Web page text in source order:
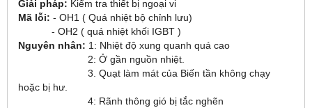
Giải pháp: Kiểm tra thiết bị ngoại vi
Mã lỗi: - OH1 ( Quá nhiệt bộ chỉnh lưu)
- OH2 ( quá nhiệt khối IGBT )
Nguyên nhân: 1: Nhiệt độ xung quanh quá cao
2: Ở gần nguồn nhiệt.
3. Quạt làm mát của Biến tần không chạy
hoặc bị hư.
4: Rãnh thông gió bị tắc nghẽn